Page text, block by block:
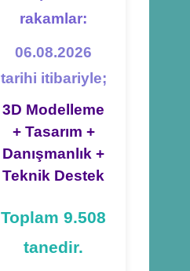
rakamlar:
06.08.2026
tarihi itibariyle;
3D Modelleme
+ Tasarım +
Danışmanlık +
Teknik Destek
Toplam 9.508
tanedir.